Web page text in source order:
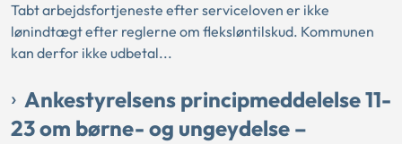
Tabt arbejdsfortjeneste efter serviceloven er ikke
lønindtægt efter reglerne om fleksløntilskud. Kommunen
kan derfor ikke udbetal...
Ankestyrelsens principmeddelelse 11-
23 om børne- og ungeydelse –